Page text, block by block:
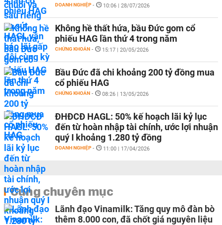
DOANH NGHIỆP - 10:06 | 28/07/2026
Không hề thất hứa, bầu Đức gom cổ
phiếu HAG lần thứ 4 trong năm
CHỨNG KHOÁN - 15:17 | 20/05/2026
Bầu Đức đã chi khoảng 200 tỷ đồng mua
cổ phiếu HAG
CHỨNG KHOÁN - 08:26 | 13/05/2026
ĐHĐCĐ HAGL: 50% kế hoạch lãi kỷ lục
đến từ hoàn nhập tài chính, ước lợi nhuận
quý I khoảng 1.280 tỷ đồng
DOANH NGHIỆP - 11:00 | 17/04/2026
Cùng chuyên mục
Lãnh đạo Vinamilk: Tăng quy mô đàn bò
thêm 8.000 con, đã chốt giá nguyên liệu